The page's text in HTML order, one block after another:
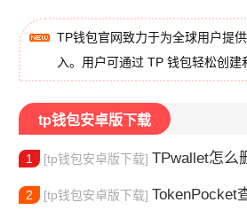
TP钱包官网致力于为全球用户提
入。用户可通过 TP 钱包轻松创
tp钱包安卓版下载
1 [tp钱包安卓版下载] TPwallet怎么删除地址
2 [tp钱包安卓版下载] TokenPocket查汇率